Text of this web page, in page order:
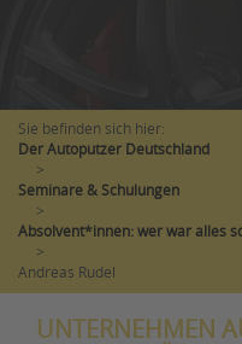
Sie befinden sich hier:
Der Autoputzer Deutschland
>
Seminare & Schulungen
>
Absolvent*innen: wer war alles
>
Andreas Rudel
UNTERNEHMEN